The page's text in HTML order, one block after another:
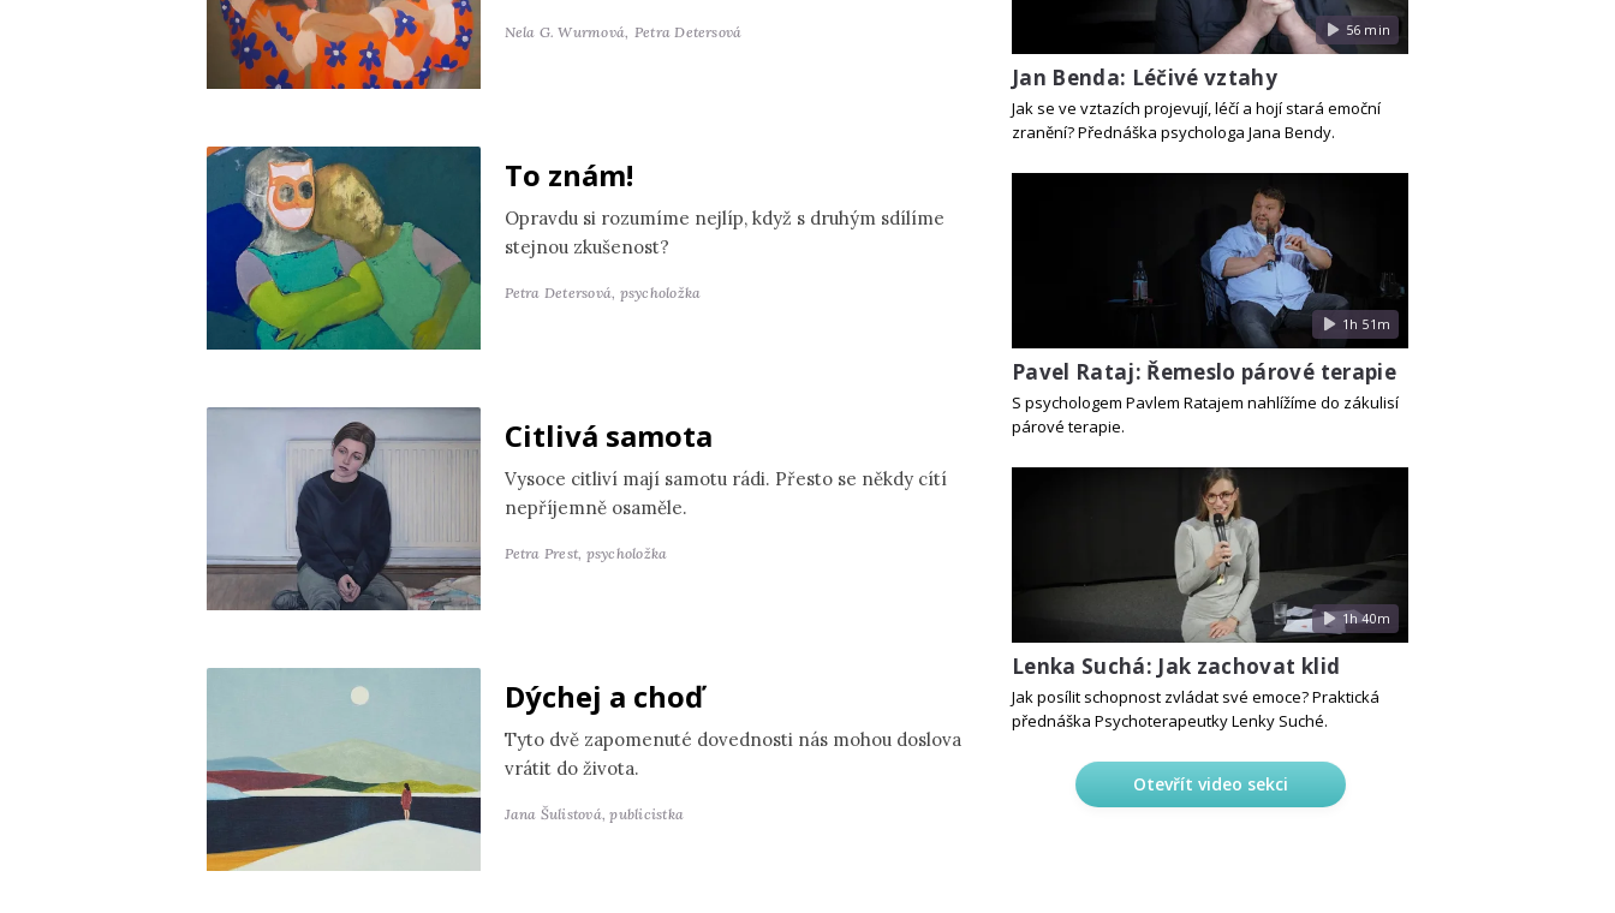
Nela G. Wurmová, Petra Detersová
To znám!
Opravdu si rozumíme nejlíp, když s druhým sdílíme
stejnou zkušenost?
Petra Detersová, psycholožka
Citlivá samota
Vysoce citliví mají samotu rádi. Přesto se někdy cítí
nepříjemně osaměle.
Petra Prest, psycholožka
Dýchej a choď
Tyto dvě zapomenuté dovednosti nás mohou doslova
vrátit do života.
Jana Šulistová,publicistka
56 min
Jan Benda: Léčivé vztahy
Jak se ve vztazích projevují, léčí a hojí stará emoční
zranění? Přednáška psychologa Jana Bendy.
1h 51m
Pavel Rataj: Řemeslo párové terapie
S psychologem Pavlem Ratajem nahlížíme do zákulisí
párové terapie.
1h 40m
Lenka Suchá: Jak zachovat klid
Jak posílit schopnost zvládat své emoce? Praktická
přednáška Psychoterapeutky Lenky Suché.
Otevřít video sekci